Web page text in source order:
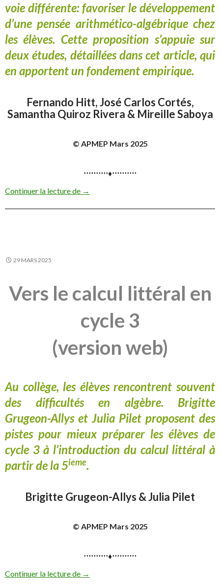
voie différente: favoriser le développement
d’une pensée arithmético-algébrique chez
les élèves. Cette proposition s’appuie sur
deux études, détaillées dans cet article, qui
en apportent un fondement empirique.
Fernando Hitt, José Carlos Cortés,
Samantha Quiroz Rivera & Mireille Saboya
© APMEP Mars 2025
⋅⋅⋅⋅⋅⋅⋅⋅⋅⋅♦⋅⋅⋅⋅⋅⋅⋅⋅⋅⋅
Continuer la lecture de La pensée arithmético-algébrique
→
29 MARS 2025
Vers le calcul littéral en
cycle 3
(version web)
Au collège, les élèves rencontrent souvent
des difficultés en algèbre. Brigitte
Grugeon-Allys et Julia Pilet proposent des
pistes pour mieux préparer les élèves de
cycle 3 à l’introduction du calcul littéral à
partir de la 5ieme.
Brigitte Grugeon-Allys & Julia Pilet
© APMEP Mars 2025
⋅⋅⋅⋅⋅⋅⋅⋅⋅⋅♦⋅⋅⋅⋅⋅⋅⋅⋅⋅⋅
Continuer la lecture de Vers le calcul littéral en cycle 3
→